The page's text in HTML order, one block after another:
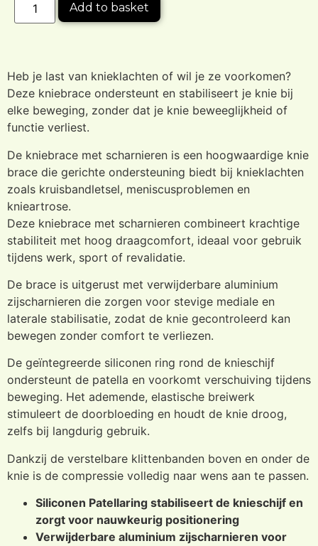
Add to basket
Heb je last van knieklachten of wil je ze voorkomen?
Deze kniebrace ondersteunt en stabiliseert je knie bij
elke beweging, zonder dat je knie beweeglijkheid of
functie verliest.
De kniebrace met scharnieren is een hoogwaardige knie
brace die gerichte ondersteuning biedt bij knieklachten
zoals kruisbandletsel, meniscusproblemen en
knieartrose.
Deze kniebrace met scharnieren combineert krachtige
stabiliteit met hoog draagcomfort, ideaal voor gebruik
tijdens werk, sport of revalidatie.
De brace is uitgerust met verwijderbare aluminium
zijscharnieren die zorgen voor stevige mediale en
laterale stabilisatie, zodat de knie gecontroleerd kan
bewegen zonder comfort te verliezen.
De geïntegreerde siliconen ring rond de knieschijf
ondersteunt de patella en voorkomt verschuiving tijdens
beweging. Het ademende, elastische breiwerk
stimuleert de doorbloeding en houdt de knie droog,
zelfs bij langdurig gebruik.
Dankzij de verstelbare klittenbanden boven en onder de
knie is de compressie volledig naar wens aan te passen.
Siliconen Patellaring stabiliseert de knieschijf en
zorgt voor nauwkeurig positionering
Verwijderbare aluminium zijscharnieren voor